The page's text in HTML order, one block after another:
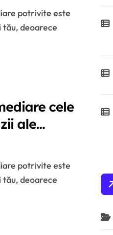
deoarece
cele
ale
deoarece